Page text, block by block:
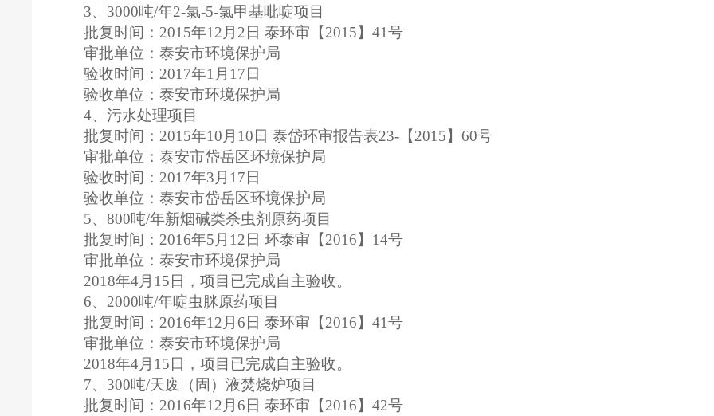
3、3000吨/年2-氯-5-氯甲基吡啶项目
批复时间：2015年12月2日 泰环审【2015】41号
审批单位：泰安市环境保护局
验收时间：2017年1月17日
验收单位：泰安市环境保护局
4、污水处理项目
批复时间：2015年10月10日 泰岱环审报告表23-【2015】60号
审批单位：泰安市岱岳区环境保护局
验收时间：2017年3月17日
验收单位：泰安市岱岳区环境保护局
5、800吨/年新烟碱类杀虫剂原药项目
批复时间：2016年5月12日 环泰审【2016】14号
审批单位：泰安市环境保护局
2018年4月15日，项目已完成自主验收。
6、2000吨/年啶虫脒原药项目
批复时间：2016年12月6日 泰环审【2016】41号
审批单位：泰安市环境保护局
2018年4月15日，项目已完成自主验收。
7、300吨/天废（固）液焚烧炉项目
批复时间：2016年12月6日 泰环审【2016】42号